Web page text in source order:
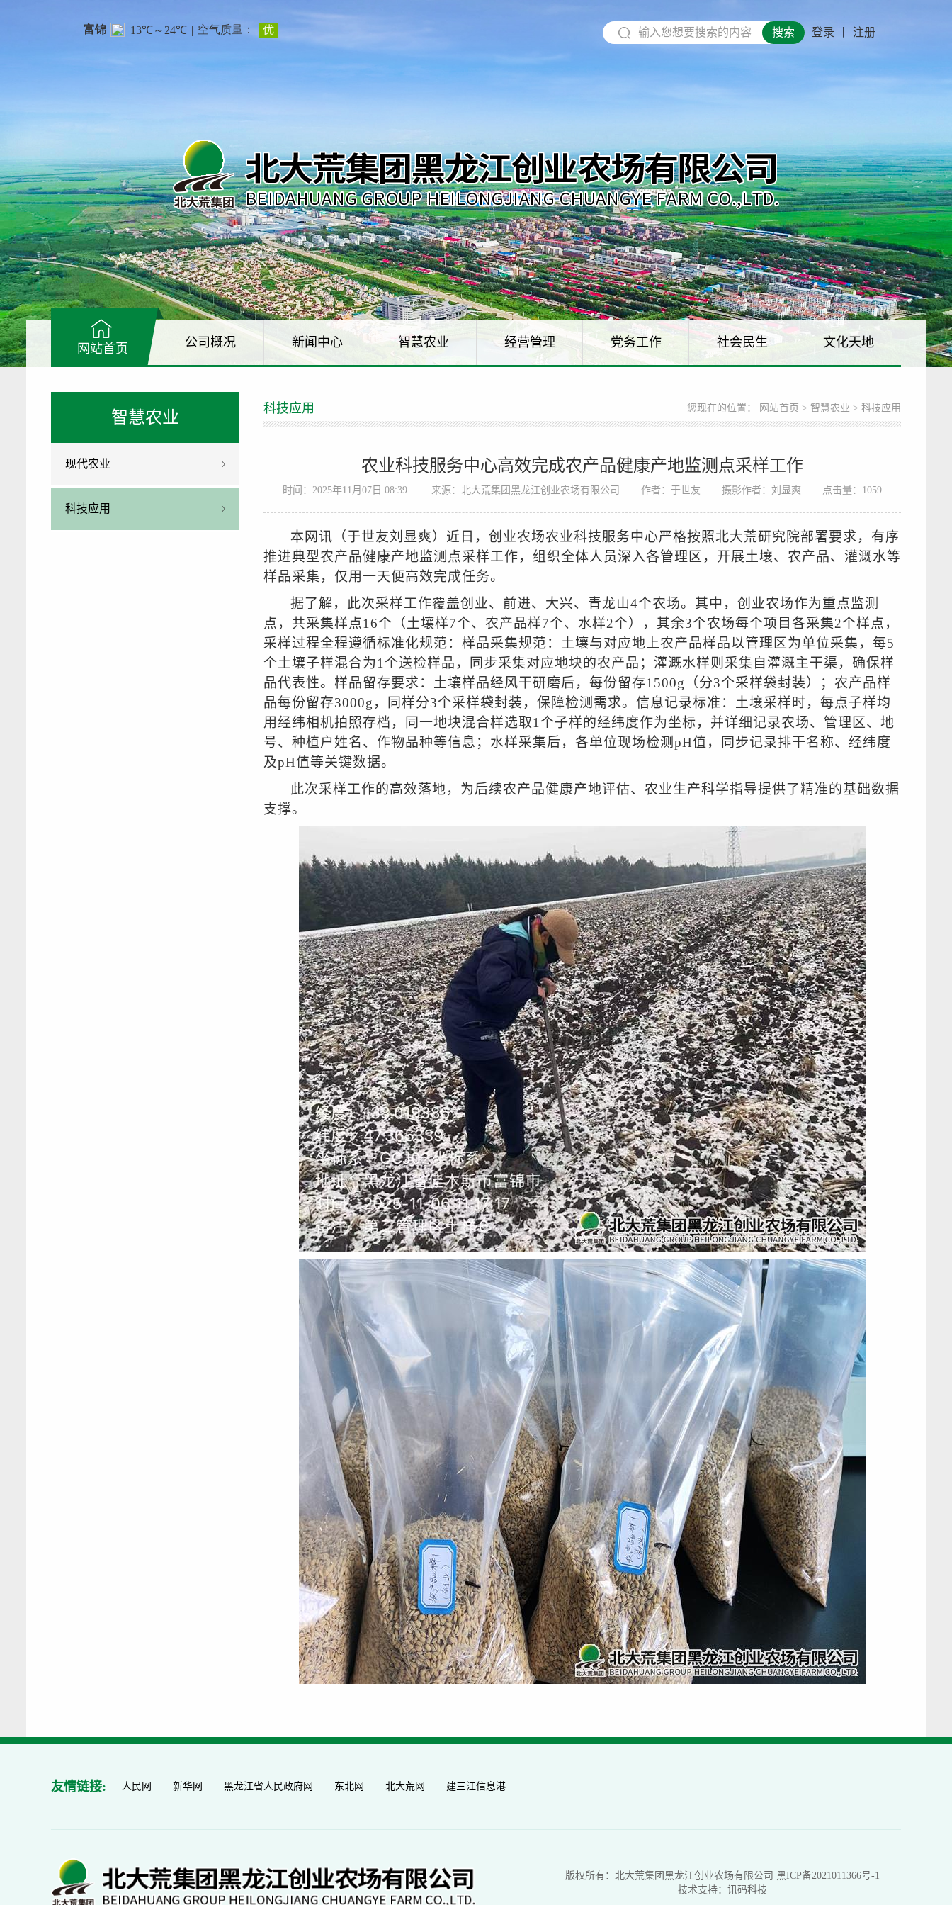
搜索 登录 注册
网站首页 公司概况 新闻中心 智慧农业 经营管理 党务工作 社会民生 文化天地
智慧农业
现代农业
科技应用
科技应用 您现在的位置： 网站首页 > 智慧农业 > 科技应用
农业科技服务中心高效完成农产品健康产地监测点采样工作
时间：2025年11月07日 08:39 来源：北大荒集团黑龙江创业农场有限公司 作者：于世友 摄影作者：刘显爽 点击量： 1059
本网讯（于世友刘显爽）近日，创业农场农业科技服务中心严格按照北大荒研究院部署要求，有序
推进典型农产品健康产地监测点采样工作，组织全体人员深入各管理区，开展土壤、农产品、灌溉水等
样品采集，仅用一天便高效完成任务。
据了解，此次采样工作覆盖创业、前进、大兴、青龙山4个农场。其中，创业农场作为重点监测
点，共采集样点16个（土壤样7个、农产品样7个、水样2个），其余3个农场每个项目各采集2个样点，
采样过程全程遵循标准化规范：样品采集规范：土壤与对应地上农产品样品以管理区为单位采集，每5
个土壤子样混合为1个送检样品，同步采集对应地块的农产品；灌溉水样则采集自灌溉主干渠，确保样
品代表性。样品留存要求：土壤样品经风干研磨后，每份留存1500g（分3个采样袋封装）；农产品样
品每份留存3000g，同样分3个采样袋封装，保障检测需求。信息记录标准：土壤采样时，每点子样均
用经纬相机拍照存档，同一地块混合样选取1个子样的经纬度作为坐标，并详细记录农场、管理区、地
号、种植户姓名、作物品种等信息；水样采集后，各单位现场检测pH值，同步记录排干名称、经纬度
及pH值等关键数据。
此次采样工作的高效落地，为后续农产品健康产地评估、农业生产科学指导提供了精准的基础数据
支撑。
友情链接: 人民网 新华网 黑龙江省人民政府网 东北网 北大荒网 建三江信息港
版权所有：北大荒集团黑龙江创业农场有限公司 黑ICP备2021011366号-1
技术支持：讯码科技